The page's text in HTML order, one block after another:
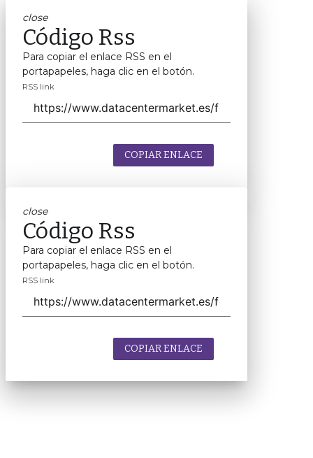
close
Código Rss
Para copiar el enlace RSS en el
portapapeles, haga clic en el botón.
RSS link
COPIAR ENLACE
close
Código Rss
Para copiar el enlace RSS en el
portapapeles, haga clic en el botón.
RSS link
COPIAR ENLACE